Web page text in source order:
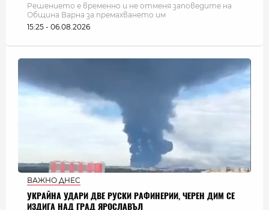
Решението е временно и не отменя заповедите на
Община Варна за премахването им
15:25 - 06.08.2026
ВАЖНО ДНЕС
УКРАЙНА УДАРИ ДВЕ РУСКИ РАФИНЕРИИ, ЧЕРЕН ДИМ СЕ
ИЗДИГА НАД ГРАД ЯРОСЛАВЪЛ